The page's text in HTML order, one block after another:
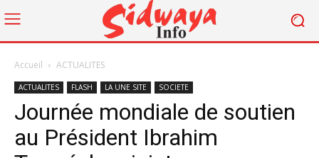
Accueil ACTUALITES
ACTUALITES FLASH LA UNE SITE SOCIETE
Journée mondiale de soutien
au Président Ibrahim